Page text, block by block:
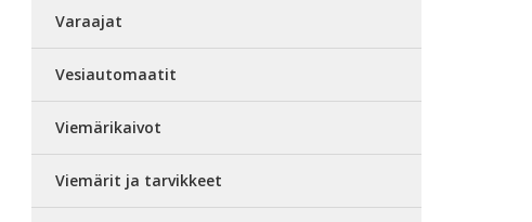
Varaajat
Vesiautomaatit
Viemärikaivot
Viemärit ja tarvikkeet